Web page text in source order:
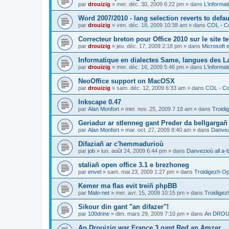
par drouizig » mer. déc. 30, 2009 6:22 pm » dans
Word 2007/2010 - lang selection reverts to
par drouizig » ven. déc. 18, 2009 10:38 am » dans COL -
Correcteur breton pour Office 2010 sur le site
par drouizig » jeu. déc. 17, 2009 2:18 pm » dans Microsoft
Informatique en dialectes Same, langues des
par drouizig » mer. déc. 16, 2009 5:46 pm » dans
NeoOffice support on MacOSX
par drouizig » sam. déc. 12, 2009 6:33 am » dans COL -
Inkscape 0.47
par Alan Monfort » mer. nov. 25, 2009 7:18 am » dans
Geriadur ar stlenneg gant Preder da bellgargañ
par Alan Monfort » mar. oct. 27, 2009 8:40 am » dans
Difaziañ ar c'hemmadurioù
par job » lun. août 24, 2009 6:44 pm » dans Danvezioù all a-
staliañ open office 3.1 e brezhoneg
par envel » sam. mai 23, 2009 1:27 pm » dans Troidigezh
Kemer ma flas evit treiñ phpBB
par Malo-net » mer. avr. 15, 2009 10:15 pm » dans
Sikour din gant "an difazer"!
par 100drine » dim. mars 29, 2009 7:10 pm » dans An